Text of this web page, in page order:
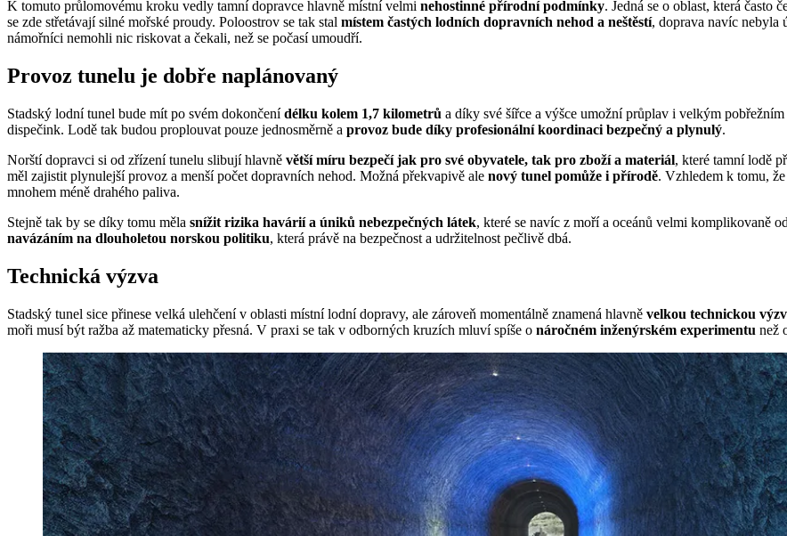
K tomuto průlomovému kroku vedly tamní dopravce hlavně místní velmi nehostinné přírodní podmínky. Jedná se o oblast, která často
se zde střetávají silné mořské proudy. Poloostrov se tak stal místem častých lodních dopravních nehod a neštěstí, doprava navíc nebyla
námořníci nemohli nic riskovat a čekali, než se počasí umoudří.
Provoz tunelu je dobře naplánovaný
Stadský lodní tunel bude mít po svém dokončenídélku kolem 1,7 kilometrů a díky své šířce a výšce umožní průplav i velkým
dispečink. Lodě tak budou proplouvat pouze jednosměrně a provoz bude díky profesionální koordinaci bezpečný a plynulý.
Norští dopravci si od zřízení tunelu slibují hlavně větší míru bezpečí jak pro své obyvatele, tak pro zboží a materiál, které tamní lodě
měl zajistit plynulejší provoz a menší počet dopravních nehod. Možná překvapivě ale nový tunel pomůže i přírodě. Vzhledem k tomu,
mnohem méně drahého paliva.
Stejně tak by se díky tomu měla snížit rizika havárií a úniků nebezpečných látek, které se navíc z moří a oceánů velmi komplikovaně
navázáním na dlouholetou norskou politiku, která právě na bezpečnost a udržitelnost pečlivě dbá.
Technická výzva
Stadský tunel sice přinese velká ulehčení v oblasti místní lodní dopravy, ale zároveň momentálně znamená hlavně velkou technickou
moři musí být ražba až matematicky přesná. V praxi se tak v odborných kruzích mluví spíše o náročném inženýrském experimentu než